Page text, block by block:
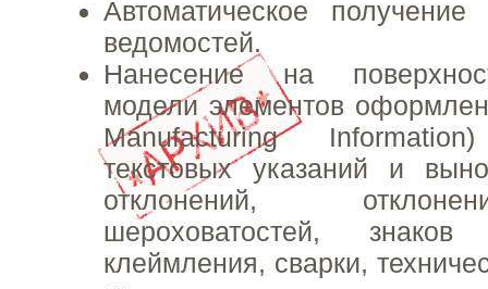
Автоматическое
ведомостей.
Нанесение на
модели элементов
Manufacturing
текстовых указаний и
отклонений,
шероховатостей,
клеймления, сварки,